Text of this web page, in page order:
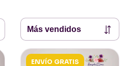
ENVÍO GRATIS